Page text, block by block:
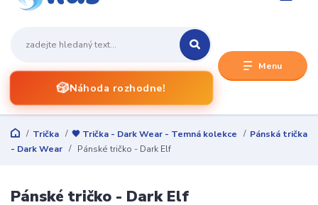
Menu
🎲Náhoda rozhodne!
Trička 🖤 Trička - Dark Wear - Temná kolekce
Pánská trička
- Dark Wear
Pánské tričko - Dark Elf
Pánské tričko - Dark Elf